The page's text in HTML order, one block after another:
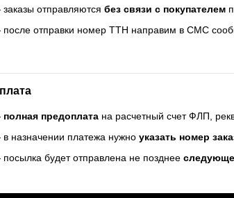
отправляютсябез связи с покупателем
отправки номер ТТН направим в СМС
полная предоплата на расчетный счет ФЛП,
назначении платежа нужноуказать номер
будет отправлена не позднее